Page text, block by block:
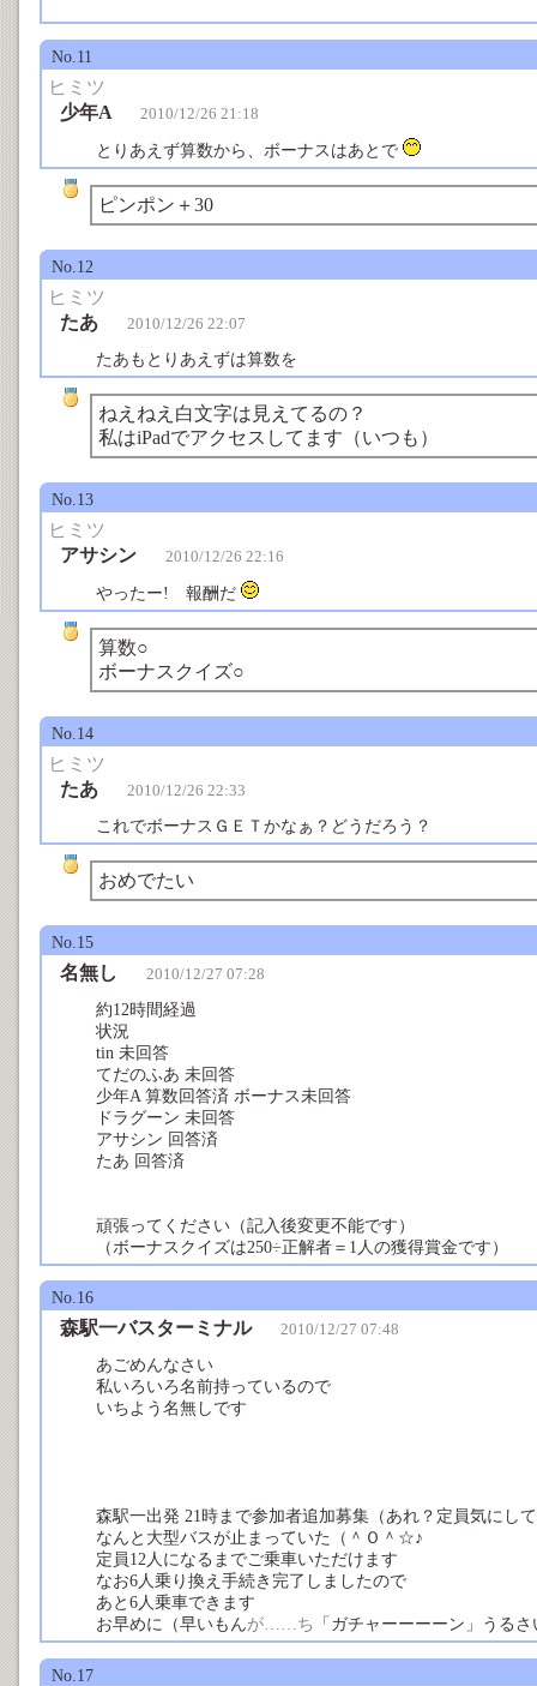
No.11
ヒミツ
少年A
2010/12/26 21:18
とりあえず算数から、ボーナスはあとで
ピンポン＋30
No.12
ヒミツ
たあ
2010/12/26 22:07
たあもとりあえずは算数を
ねえねえ白文字は見えてるの？
私はiPadでアクセスしてます（いつも）
No.13
ヒミツ
アサシン
2010/12/26 22:16
やったー! 報酬だ
算数○
ボーナスクイズ○
No.14
ヒミツ
たあ
2010/12/26 22:33
これでボーナスＧＥＴかなぁ？どうだろう？
おめでたい
No.15
名無し 2010/12/27 07:28
約12時間経過
状況
tin 未回答
てだのふあ 未回答
少年A 算数回答済 ボーナス未回答
ドラグーン 未回答
アサシン 回答済
たあ 回答済
頑張ってください（記入後変更不能です）
（ボーナスクイズは250÷正解者＝1人の獲得賞金です）
No.16
森駅一バスターミナル 2010/12/27 07:48
あごめんなさい
私いろいろ名前持っているので
いちよう名無しです
森駅一出発 21時まで参加者追加募集（あれ？定員気にし
なんと大型バスが止まっていた（＾Ｏ＾☆♪
定員12人になるまでご乗車いただけます
なお6人乗り換え手続き完了しましたので
あと6人乗車できます
お早めに（早いもんが……ち 「ガチャーーーーン」うる
No.17